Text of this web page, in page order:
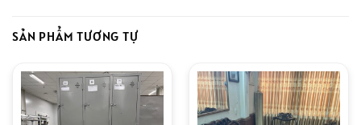
SẢN PHẨM TƯƠNG TỰ